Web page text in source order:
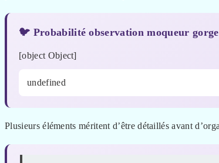
🐦 Probabilité observation moqueur
[object Object]
undefined
Plusieurs éléments méritent d’être détaillés avant